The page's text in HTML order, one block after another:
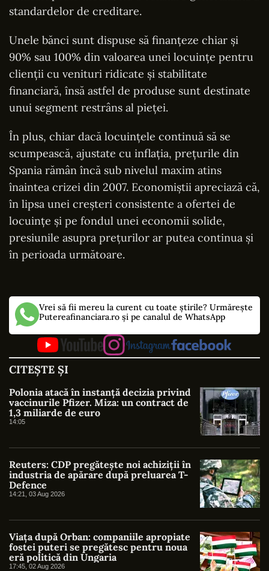
standardelor de creditare.
Unele bănci sunt dispuse să finanțeze chiar și
90% sau 100% din valoarea unei locuințe pentru
clienții cu venituri ridicate și stabilitate
financiară, însă astfel de produse sunt destinate
unui segment restrâns al pieței.
În plus, chiar dacă locuințele continuă să se
scumpească, ajustate cu inflația, prețurile din
Spania rămân încă sub nivelul maxim atins
înaintea crizei din 2007. Economiștii apreciază că,
în lipsa unei creșteri consistente a ofertei de
locuințe și pe fondul unei economii solide,
presiunile asupra prețurilor ar putea continua și
în perioada următoare.
Vrei să fii mereu la curent cu toate știrile? Urmărește
Putereafinanciara.ro și pe canalul de WhatsApp
CITEȘTE ȘI
Polonia atacă în instanță decizia privind
vaccinurile Pfizer. Miza: un contract de
1,3 miliarde de euro
14:05
Reuters: CDP pregătește noi achiziții în
industria de apărare după preluarea T-
Defence
14:21, 03 Aug 2026
Viața după Orban: companiile apropiate
fostei puteri se pregătesc pentru noua
eră politică din Ungaria
17:45, 02 Aug 2026